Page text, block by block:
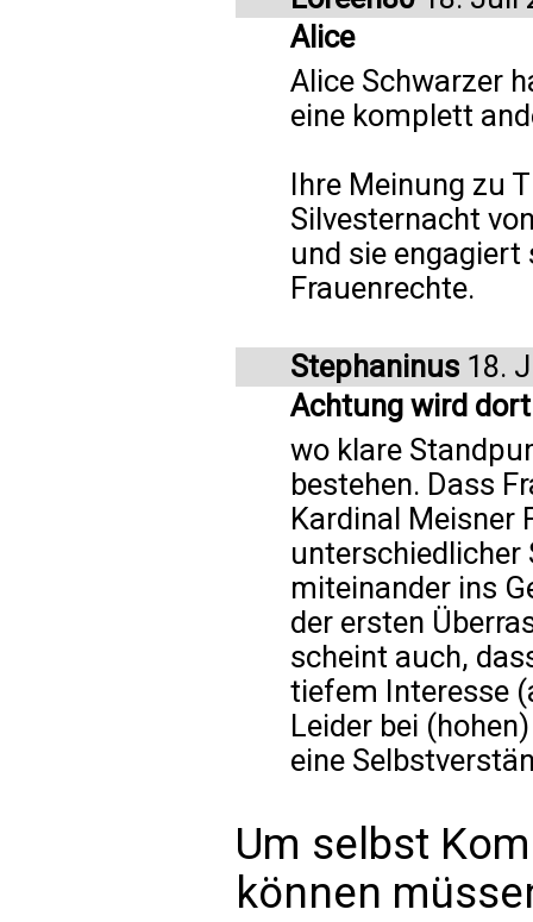
Alice
Alice Schwarzer
eine komplett
Ihre Meinung zu
Silvesternacht
und sie
Frauenrechte.
Stephaninus 18.
Achtung wird
wo klare
bestehen. Dass
Kardinal Meisner
miteinander ins
der ersten
scheint auch,
tiefem Interesse
Leider bei
eine
Um selbst
können